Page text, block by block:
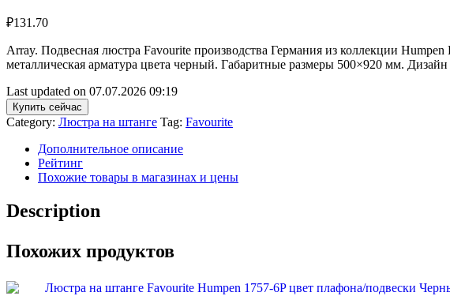
₽131.70
Array. Подвесная люстра Favourite производства Германия из коллекции
металлическая арматура цвета черный. Габаритные размеры 500×920 мм.
Last updated on 07.07.2026 09:19
Купить сейчас
Category: Люстра на штанге Tag: Favourite
Дополнительное описание
Рейтинг
Похожие товары в магазинах и цены
Description
Похожих продуктов